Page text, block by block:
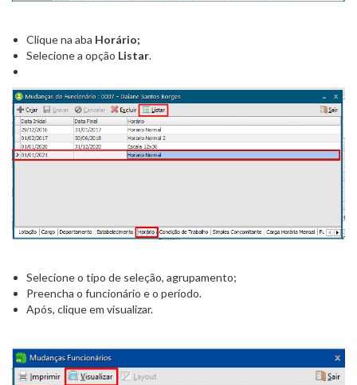
Clique na aba Horário;
Selecione a opção Listar.
Selecione o tipo de seleção, agrupamento;
Preencha o funcionário e o período.
Após, clique em visualizar.